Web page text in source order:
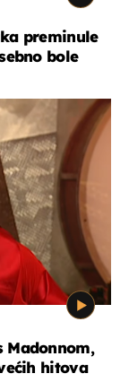
preminule
bole
Madonnom,
hitova